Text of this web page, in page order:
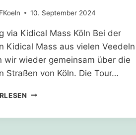
10. September 2024
via Kidical Mass Köln Bei der
Kidical Mass aus vielen Veedeln
wir wieder gemeinsam über die
Straßen von Köln. Die Tour…
GROSSE K